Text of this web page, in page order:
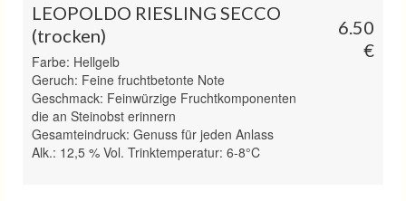
LEOPOLDO RIESLING SECCO
(trocken)
Farbe: Hellgelb
Geruch: Feine fruchtbetonte Note
Geschmack: Feinwürzige Fruchtkomponenten
die an Steinobst erinnern
Gesamteindruck: Genuss für jeden Anlass
Alk.: 12,5 % Vol. Trinktemperatur: 6-8°C
6.50
€